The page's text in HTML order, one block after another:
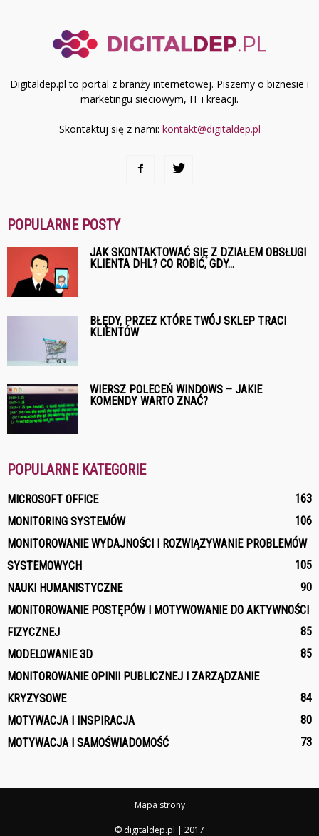
Digitaldep.pl to portal z branży internetowej. Piszemy o biznesie i
marketingu sieciowym, IT i kreacji.
Skontaktuj się z nami: kontakt@digitaldep.pl
POPULARNE POSTY
JAK SKONTAKTOWAĆ SIĘ Z DZIAŁEM OBSŁUGI
KLIENTA DHL? CO ROBIĆ, GDY...
BŁĘDY, PRZEZ KTÓRE TWÓJ SKLEP TRACI
KLIENTÓW
WIERSZ POLECEŃ WINDOWS – JAKIE
KOMENDY WARTO ZNAĆ?
POPULARNE KATEGORIE
MICROSOFT OFFICE
163
MONITORING SYSTEMÓW
106
MONITOROWANIE WYDAJNOŚCI I ROZWIĄZYWANIE PROBLEMÓW
SYSTEMOWYCH
105
NAUKI HUMANISTYCZNE
90
MONITOROWANIE POSTĘPÓW I MOTYWOWANIE DO AKTYWNOŚCI
FIZYCZNEJ
85
MODELOWANIE 3D
85
MONITOROWANIE OPINII PUBLICZNEJ I ZARZĄDZANIE
KRYZYSOWE
84
MOTYWACJA I INSPIRACJA
80
MOTYWACJA I SAMOŚWIADOMOŚĆ
73
Mapa strony
© digitaldep.pl | 2017